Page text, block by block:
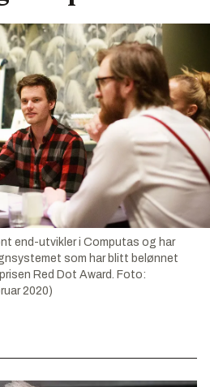
end-utvikler i Computas og har
som har blitt belønnet
Red Dot Award. Foto:
2020)